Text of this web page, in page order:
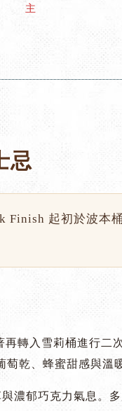
主
忌
起初於波本
轉入雪莉桶進行二
乾、蜂蜜甜感與溫
濃郁巧克力氣息。